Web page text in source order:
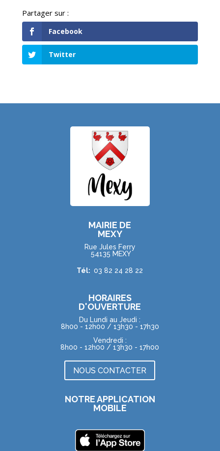
Facebook
Twitter
MAIRIE DE
MEXY
Rue Jules Ferry
54135 MEXY
Tél: 03 82 24 28 22
HORAIRES
D'OUVERTURE
Du Lundi au Jeudi :
8h00 - 12h00 / 13h30 - 17h30
Vendredi :
8h00 - 12h00 / 13h30 - 17h00
NOUS CONTACTER
NOTRE APPLICATION
MOBILE